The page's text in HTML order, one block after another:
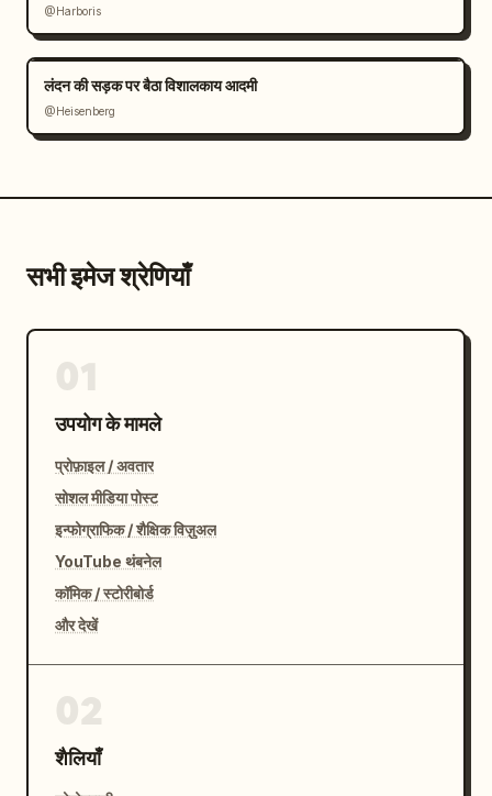
@Harboris
लंदन की सड़क पर बैठा विशालकाय आदमी
@Heisenberg
सभी इमेज श्रेणियाँ
उपयोग के मामले
प्रोफ़ाइल / अवतार
सोशल मीडिया पोस्ट
इन्फोग्राफिक / शैक्षिक विज़ुअल
YouTube थंबनेल
कॉमिक / स्टोरीबोर्ड
और देखें
शैलियाँ